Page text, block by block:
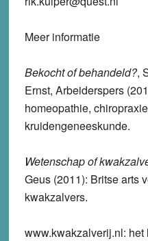
Meer informatie
Bekocht of behandeld?,
Ernst, Arbeiderspers
homeopathie,
kruidengeneeskunde.
Wetenschap of
Geus (2011): Britse arts
kwakzalvers.
www.kwakzalverij.nl: